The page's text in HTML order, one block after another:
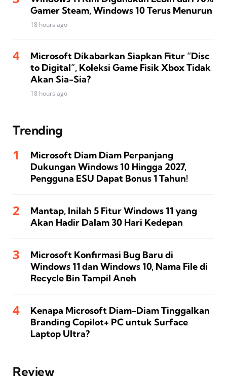
Gamer Steam, Windows 10 Terus Menurun
18 hours ago
Microsoft Dikabarkan Siapkan Fitur “Disc
to Digital”, Koleksi Game Fisik Xbox Tidak
Akan Sia-Sia?
18 hours ago
Trending
Microsoft Diam Diam Perpanjang
Dukungan Windows 10 Hingga 2027,
Pengguna ESU Dapat Bonus 1 Tahun!
Mantap, Inilah 5 Fitur Windows 11 yang
Akan Hadir Dalam 30 Hari Kedepan
Microsoft Konfirmasi Bug Baru di
Windows 11 dan Windows 10, Nama File di
Recycle Bin Tampil Aneh
Kenapa Microsoft Diam-Diam Tinggalkan
Branding Copilot+ PC untuk Surface
Laptop Ultra?
Review